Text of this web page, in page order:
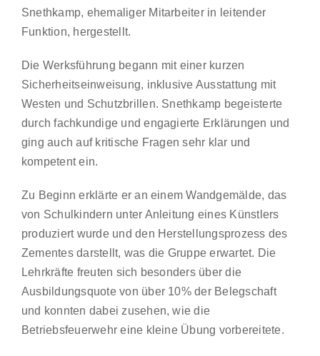
Snethkamp, ehemaliger Mitarbeiter in leitender
Funktion, hergestellt.
Die Werksführung begann mit einer kurzen
Sicherheitseinweisung, inklusive Ausstattung mit
Westen und Schutzbrillen. Snethkamp begeisterte
durch fachkundige und engagierte Erklärungen und
ging auch auf kritische Fragen sehr klar und
kompetent ein.
Zu Beginn erklärte er an einem Wandgemälde, das
von Schulkindern unter Anleitung eines Künstlers
produziert wurde und den Herstellungsprozess des
Zementes darstellt, was die Gruppe erwartet. Die
Lehrkräfte freuten sich besonders über die
Ausbildungsquote von über 10% der Belegschaft
und konnten dabei zusehen, wie die
Betriebsfeuerwehr eine kleine Übung vorbereitete.